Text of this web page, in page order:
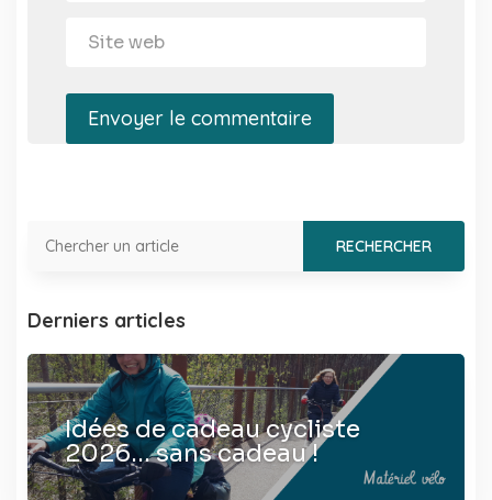
Envoyer le commentaire
Derniers articles
Idées de cadeau cycliste
2026… sans cadeau !